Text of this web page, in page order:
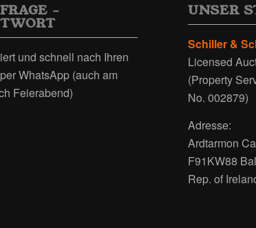
–
und schnell nach Ihren
WhatsApp (auch am
Feierabend)
UNSER
Schiller &
Licensed
(Property
No. 002879)
Adresse:
Ardtarmon
F91KW88
Rep. of